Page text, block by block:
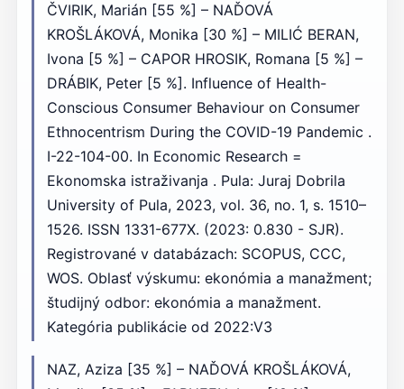
ČVIRIK, Marián [55 %] – NAĎOVÁ
KROŠLÁKOVÁ, Monika [30 %] – MILIĆ BERAN,
Ivona [5 %] – CAPOR HROSIK, Romana [5 %] –
DRÁBIK, Peter [5 %]. Influence of Health-
Conscious Consumer Behaviour on Consumer
Ethnocentrism During the COVID-19 Pandemic .
I-22-104-00. In Economic Research =
Ekonomska istraživanja . Pula: Juraj Dobrila
University of Pula, 2023, vol. 36, no. 1, s. 1510–
1526. ISSN 1331-677X. (2023: 0.830 - SJR).
Registrované v databázach: SCOPUS, CCC,
WOS. Oblasť výskumu: ekonómia a manažment;
študijný odbor: ekonómia a manažment.
Kategória publikácie od 2022:V3
NAZ, Aziza [35 %] – NAĎOVÁ KROŠLÁKOVÁ,